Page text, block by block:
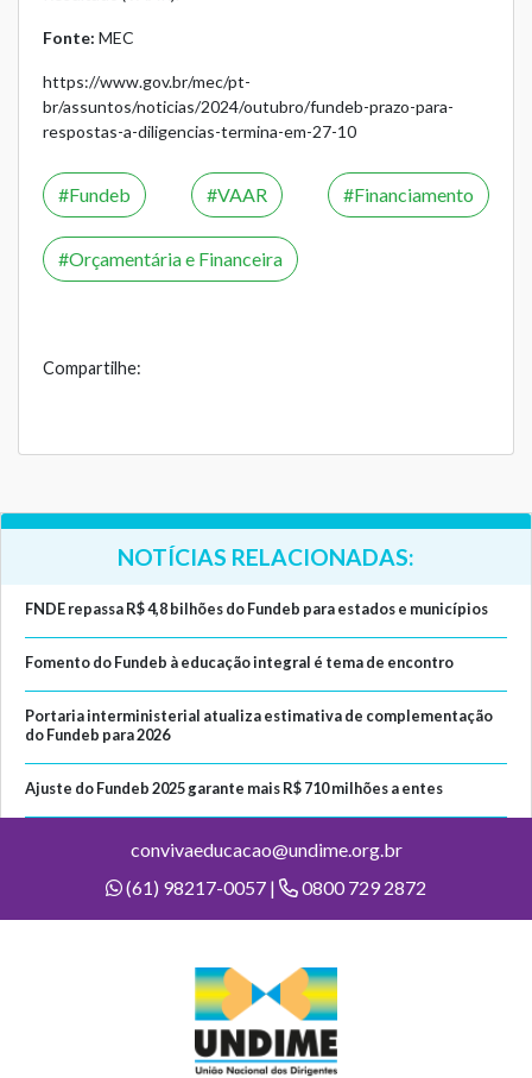
Fonte: MEC
https://www.gov.br/mec/pt-
br/assuntos/noticias/2024/outubro/fundeb-prazo-para-
respostas-a-diligencias-termina-em-27-10
Fundeb VAAR Financiamento
Orçamentária e Financeira
Compartilhe:
NOTÍCIAS RELACIONADAS:
FNDE repassa R$ 4,8 bilhões do Fundeb para estados e municípios
Fomento do Fundeb à educação integral é tema de encontro
Portaria interministerial atualiza estimativa de complementação
do Fundeb para 2026
Ajuste do Fundeb 2025 garante mais R$ 710 milhões a entes
convivaeducacao@undime.org.br
(61) 98217-0057 |
0800 729 2872